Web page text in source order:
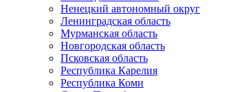
Ненецкий автономный округ
Ленинградская область
Мурманская область
Новгородская область
Псковская область
Республика Карелия
Республика Коми